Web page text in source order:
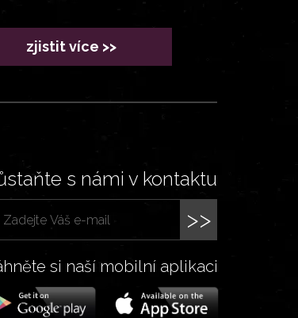
zjistit více >>
s námi v kontaktu
>>
si naší mobilní aplikaci